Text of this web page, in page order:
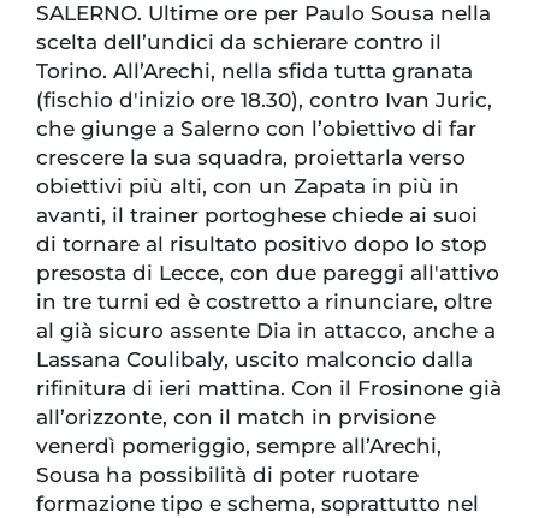
SALERNO. Ultime ore per Paulo Sousa nella
scelta dell’undici da schierare contro il
Torino. All’Arechi, nella sfida tutta granata
(fischio d'inizio ore 18.30), contro Ivan Juric,
che giunge a Salerno con l’obiettivo di far
crescere la sua squadra, proiettarla verso
obiettivi più alti, con un Zapata in più in
avanti, il trainer portoghese chiede ai suoi
di tornare al risultato positivo dopo lo stop
presosta di Lecce, con due pareggi all'attivo
in tre turni ed è costretto a rinunciare, oltre
al già sicuro assente Dia in attacco, anche a
Lassana Coulibaly, uscito malconcio dalla
rifinitura di ieri mattina. Con il Frosinone già
all’orizzonte, con il match in prvisione
venerdì pomeriggio, sempre all’Arechi,
Sousa ha possibilità di poter ruotare
formazione tipo e schema, soprattutto nel